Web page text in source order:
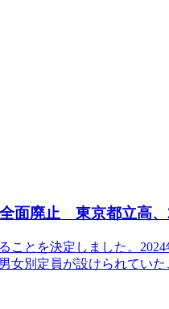
面廃止 東京都立高
とを決定しました。
女別定員が設けられてい